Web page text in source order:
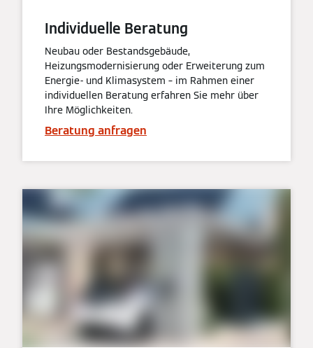
Individuelle Beratung
Neubau oder Bestandsgebäude,
Heizungsmodernisierung oder Erweiterung zum
Energie- und Klimasystem – im Rahmen einer
individuellen Beratung erfahren Sie mehr über
Ihre Möglichkeiten.
Beratung anfragen